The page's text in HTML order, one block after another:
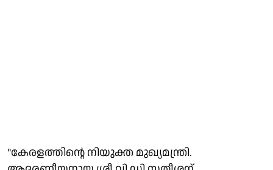
"കേരളത്തിൻ്റെ നിയുക്ത മുഖ്യമന്ത്രി.